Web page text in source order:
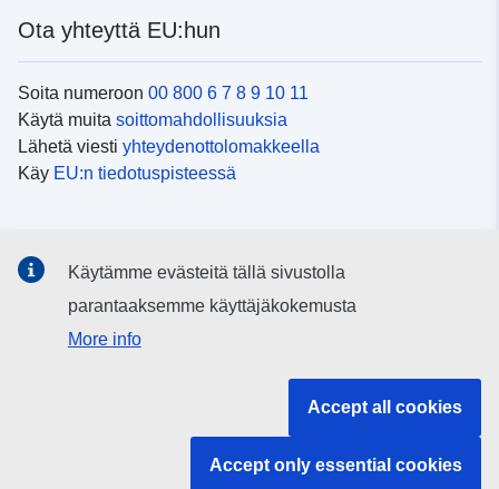
Ota yhteyttä EU:hun
Soita numeroon 00 800 6 7 8 9 10 11
Käytä muita soittomahdollisuuksia
Lähetä viesti yhteydenottolomakkeella
Käy EU:n tiedotuspisteessä
sosiaalisessa mediassa
EU:n toimielimet ja muut elimet
Käytämme evästeitä tällä sivustolla
parantaaksemme käyttäjäkokemusta
More info
Accept all cookies
Accept only essential cookies